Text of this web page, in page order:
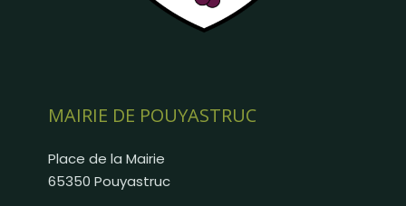
MAIRIE DE POUYASTRUC
Place de la Mairie
65350 Pouyastruc